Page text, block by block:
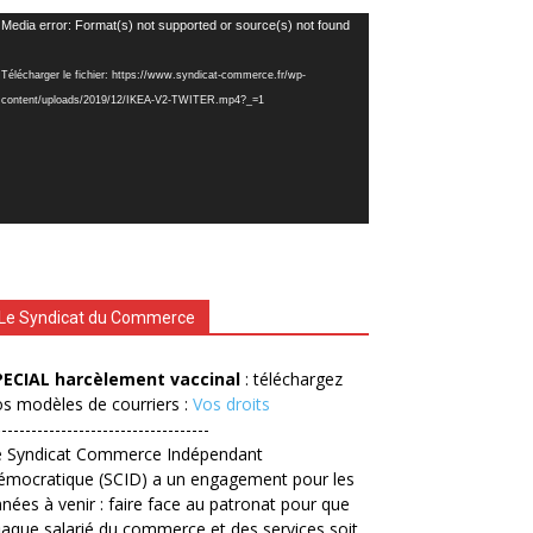
Media error: Format(s) not supported or source(s) not found
Télécharger le fichier: https://www.syndicat-commerce.fr/wp-
content/uploads/2019/12/IKEA-V2-TWITER.mp4?_=1
Le Syndicat du Commerce
harcèlement vaccinal : téléchargez
modèles de courriers : Vos droits
Syndicat Commerce Indépendant
(SCID) a un engagement pour les
à venir : faire face au patronat pour que